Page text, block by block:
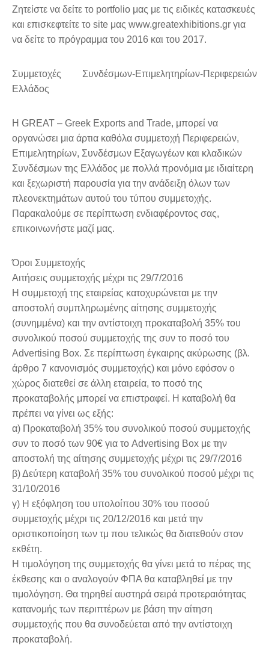
Ζητείστε να δείτε το portfolio μας με τις ειδικές κατασκευές
και επισκεφτείτε το site μας www.greatexhibitions.gr για
να δείτε το πρόγραμμα του 2016 και του 2017.
Συμμετοχές Συνδέσμων-Επιμελητηρίων-Περιφερειών
Ελλάδος
Η GREAT – Greek Exports and Trade, μπορεί να
οργανώσει μια άρτια καθόλα συμμετοχή Περιφερειών,
Επιμελητηρίων, Συνδέσμων Εξαγωγέων και κλαδικών
Συνδέσμων της Ελλάδος με πολλά προνόμια με ιδιαίτερη
και ξεχωριστή παρουσία για την ανάδειξη όλων των
πλεονεκτημάτων αυτού του τύπου συμμετοχής.
Παρακαλούμε σε περίπτωση ενδιαφέροντος σας,
επικοινωνήστε μαζί μας.
Όροι Συμμετοχής
Αιτήσεις συμμετοχής μέχρι τις 29/7/2016
Η συμμετοχή της εταιρείας κατοχυρώνεται με την
αποστολή συμπληρωμένης αίτησης συμμετοχής
(συνημμένα) και την αντίστοιχη προκαταβολή 35% του
συνολικού ποσού συμμετοχής της συν το ποσό του
Advertising Box. Σε περίπτωση έγκαιρης ακύρωσης (βλ.
άρθρο 7 κανονισμός συμμετοχής) και μόνο εφόσον ο
χώρος διατεθεί σε άλλη εταιρεία, το ποσό της
προκαταβολής μπορεί να επιστραφεί. Η καταβολή θα
πρέπει να γίνει ως εξής:
α) Προκαταβολή 35% του συνολικού ποσού συμμετοχής
συν το ποσό των 90€ για το Advertising Box με την
αποστολή της αίτησης συμμετοχής μέχρι τις 29/7/2016
β) Δεύτερη καταβολή 35% του συνολικού ποσού μέχρι τις
31/10/2016
γ) Η εξόφληση του υπολοίπου 30% του ποσού
συμμετοχής μέχρι τις 20/12/2016 και μετά την
οριστικοποίηση των τμ που τελικώς θα διατεθούν στον
εκθέτη.
Η τιμολόγηση της συμμετοχής θα γίνει μετά το πέρας της
έκθεσης και ο αναλογούν ΦΠΑ θα καταβληθεί με την
τιμολόγηση. Θα τηρηθεί αυστηρά σειρά προτεραιότητας
κατανομής των περιπτέρων με βάση την αίτηση
συμμετοχής που θα συνοδεύεται από την αντίστοιχη
προκαταβολή.